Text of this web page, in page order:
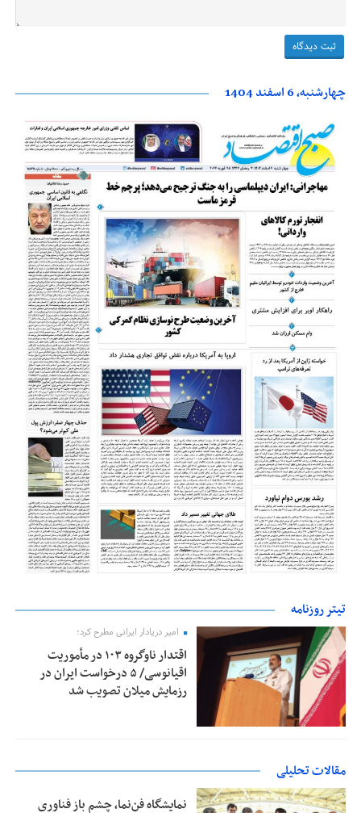
چهارشنبه، 6 اسفند 1404
تیتر روزنامه
امیر دریادار ایرانی مطرح کرد؛
اقتدار ناوگروه ۱۰۳ در مأموریت‌
اقیانوسی/ ۵ درخواست ایران در
رزمایش میلان تصویب شد
مقالات تحلیلی
نمایشگاه فن‌نما، چشم باز فناوری